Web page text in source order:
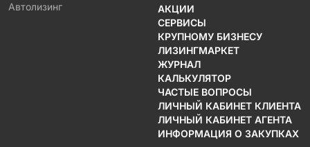
Автолизинг
АКЦИИ
СЕРВИСЫ
КРУПНОМУ БИЗНЕСУ
ЛИЗИНГМАРКЕТ
ЖУРНАЛ
КАЛЬКУЛЯТОР
ЧАСТЫЕ ВОПРОСЫ
ЛИЧНЫЙ КАБИНЕТ КЛИЕНТА
ЛИЧНЫЙ КАБИНЕТ АГЕНТА
ИНФОРМАЦИЯ О ЗАКУПКАХ